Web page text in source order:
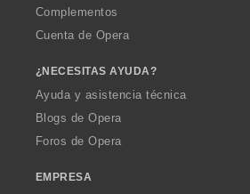
Complementos
Cuenta de Opera
¿NECESITAS AYUDA?
Ayuda y asistencia técnica
Blogs de Opera
Foros de Opera
EMPRESA